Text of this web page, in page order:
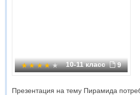
10-11 класс 9
Презентация на тему Пирамида